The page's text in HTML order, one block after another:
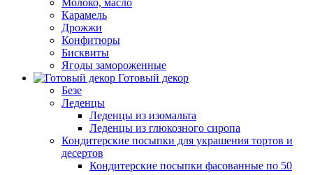
Молоко, масло
Карамель
Дрожжи
Конфитюры
Бисквиты
Ягоды замороженные
Готовый декор
Безе
Леденцы
Леденцы из изомальта
Леденцы из глюкозного сиропа
Кондитерские посыпки для украшения тортов и
десертов
Кондитерские посыпки фасованные по 50